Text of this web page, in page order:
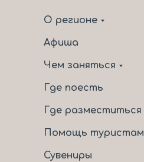
О регионе
Афиша
Чем заняться
Где поесть
Где разместиться
Помощь туристам
Сувениры